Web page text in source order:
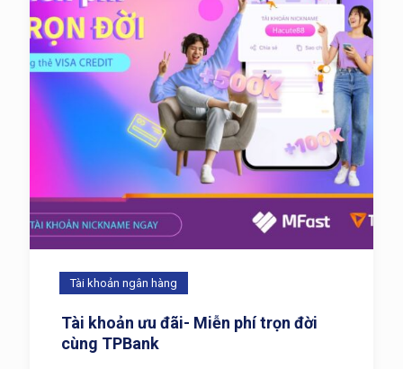
Tài khoản ngân hàng
Tài khoản ưu đãi- Miễn phí trọn đời
cùng TPBank